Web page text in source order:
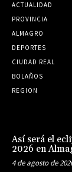
ACTUALIDAD
PROVINCIA
ALMAGRO
DEPORTES
CIUDAD REAL
BOLAÑOS
REGION
Así será el
2026 en
4 de agosto de